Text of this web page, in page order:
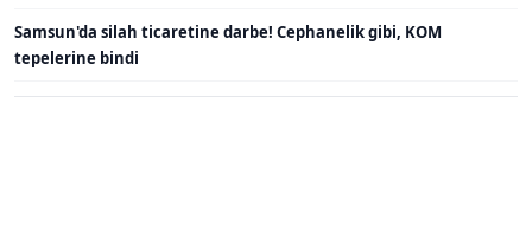
Samsun'da silah ticaretine darbe! Cephanelik gibi, KOM
tepelerine bindi